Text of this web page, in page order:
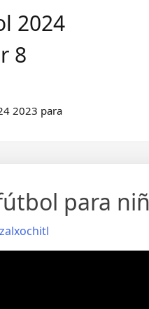
2024
8
2023 para
para